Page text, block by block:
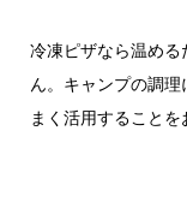
冷凍ピザなら温め
ん。キャンプの調
まく活用することを